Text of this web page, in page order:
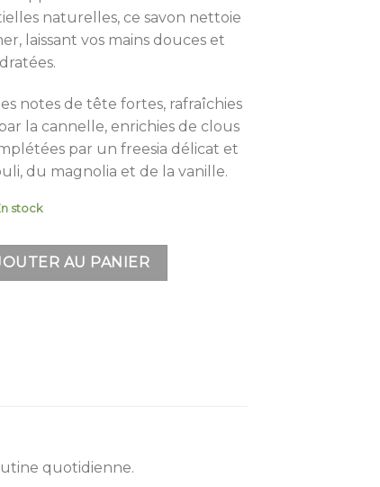
naturelles, ce savon nettoie
laissant vos mains douces et
notes de tête fortes, rafraîchies
la cannelle, enrichies de clous
par un freesia délicat et
du magnolia et de la vanille.
stock
Savon Liquide 250ml
AU PANIER
quotidienne.